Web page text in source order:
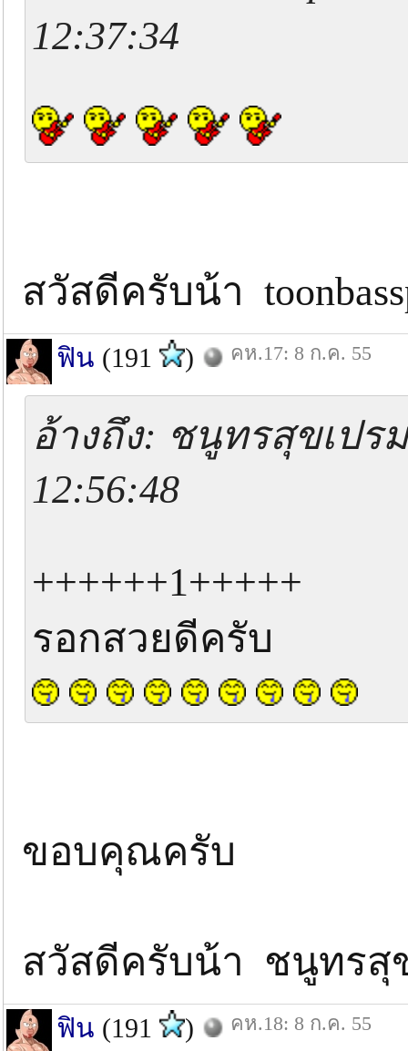
12:37:34
สวัสดีครับน้า
ฟิน (191 ) คห.17: 8 ก.ค. 55
อ้างถึง: ชนูทรสุขเปรม
12:56:48
++++++1+++++
รอกสวยดีครับ
ขอบคุณครับ
สวัสดีครับน้า ชนูทร
ฟิน (191 ) คห.18: 8 ก.ค. 55